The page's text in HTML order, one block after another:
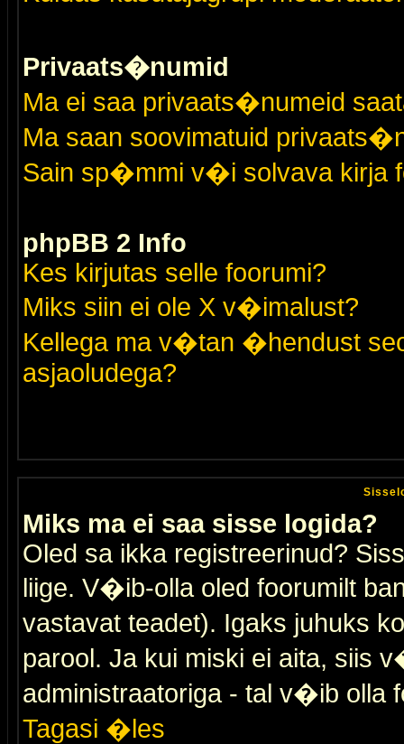
Privaats�numid
Ma ei saa privaats�numeid
Ma saan soovimatuid
Sain sp�mmi v�i solvava kirja
phpBB 2 Info
Kes kirjutas selle foorumi?
Miks siin ei ole X v�imalust?
Kellega ma v�tan �hendust
asjaoludega?
Miks ma ei saa sisse logida?
Oled sa ikka registreerinud?
liige. V�ib-olla oled foorumilt
vastavat teadet). Igaks juhuks
parool. Ja kui miski ei aita, siis
administraatoriga - tal v�ib olla
Tagasi �les